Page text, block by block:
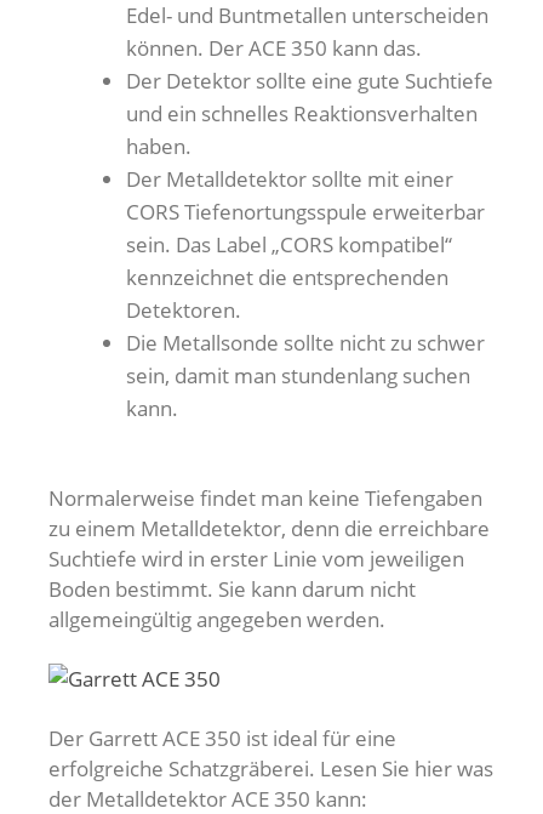
Edel- und Buntmetallen unterscheiden
können. Der ACE 350 kann das.
Der Detektor sollte eine gute Suchtiefe
und ein schnelles Reaktionsverhalten
haben.
Der Metalldetektor sollte mit einer
CORS Tiefenortungsspule erweiterbar
sein. Das Label „CORS kompatibel“
kennzeichnet die entsprechenden
Detektoren.
Die Metallsonde sollte nicht zu schwer
sein, damit man stundenlang suchen
kann.
Normalerweise findet man keine Tiefengaben
zu einem Metalldetektor, denn die erreichbare
Suchtiefe wird in erster Linie vom jeweiligen
Boden bestimmt. Sie kann darum nicht
allgemeingültig angegeben werden.
Der Garrett ACE 350 ist ideal für eine
erfolgreiche Schatzgräberei. Lesen Sie hier was
der Metalldetektor ACE 350 kann: